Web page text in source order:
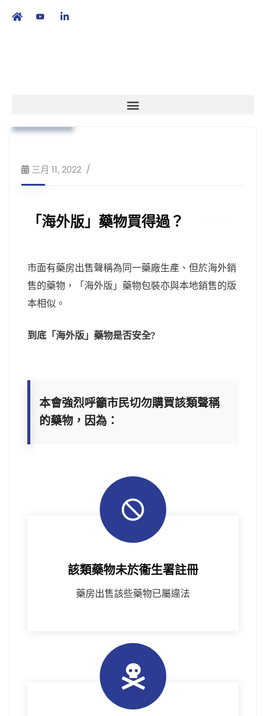
三月 11, 2022
「海外版」藥物買得過？
市面有藥房出售聲稱為同一藥廠生產、但於海外銷
售的藥物，「海外版」藥物包裝亦與本地銷售的版
本相似。
到底「海外版」藥物是否安全?
本會強烈呼籲市民切勿購買該類聲稱
的藥物，因為：
該類藥物未於衞⽣署註冊
藥房出售該些藥物已屬違法